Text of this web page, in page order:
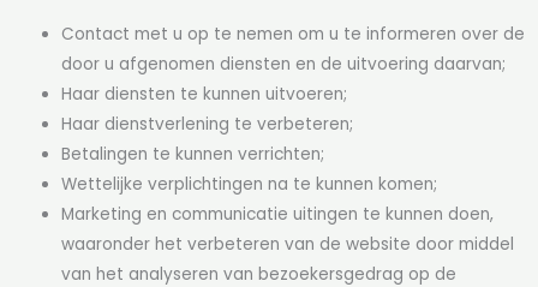
Contact met u op te nemen om u te informeren over de
door u afgenomen diensten en de uitvoering daarvan;
Haar diensten te kunnen uitvoeren;
Haar dienstverlening te verbeteren;
Betalingen te kunnen verrichten;
Wettelijke verplichtingen na te kunnen komen;
Marketing en communicatie uitingen te kunnen doen,
waaronder het verbeteren van de website door middel
van het analyseren van bezoekersgedrag op de